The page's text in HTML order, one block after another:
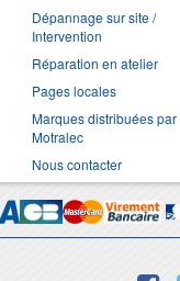
Dépannage sur site /
Intervention
Réparation en atelier
Pages locales
Marques distribuées par
Motralec
Nous contacter